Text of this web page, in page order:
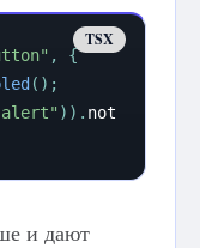
,
{
( ) ;
) ) . not
и дают